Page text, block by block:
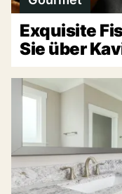
Exquisite
Sie über